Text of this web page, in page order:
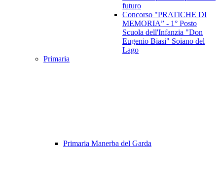
futuro
Concorso "PRATICHE DI
MEMORIA” - 1° Posto
Scuola dell'Infanzia "Don
Eugenio Biasi" Soiano del
Lago
Primaria
Primaria Manerba del Garda